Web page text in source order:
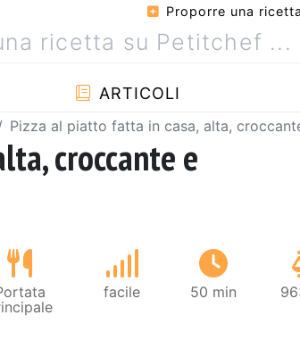
Proporre una ricetta
ARTICOLI
Pizza al piatto fatta in casa, alta,
croccante e
facile 50 min